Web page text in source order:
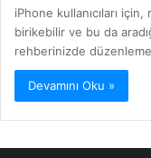
iPhone kullanıcıları
birikebilir ve bu da
rehberinizde
Devamını Oku »